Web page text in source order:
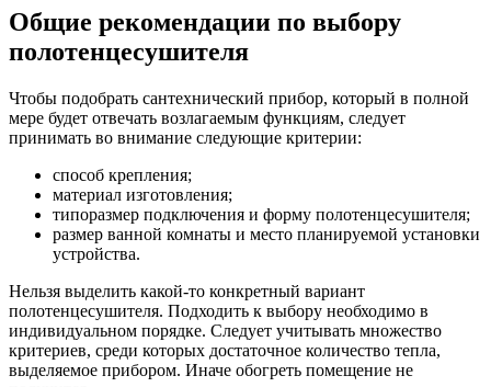
Общие рекомендации по выбору
полотенцесушителя
Чтобы подобрать сантехнический прибор, который в полной
мере будет отвечать возлагаемым функциям, следует
принимать во внимание следующие критерии:
способ крепления;
материал изготовления;
типоразмер подключения и форму полотенцесушителя;
размер ванной комнаты и место планируемой установки
устройства.
Нельзя выделить какой-то конкретный вариант
полотенцесушителя. Подходить к выбору необходимо в
индивидуальном порядке. Следует учитывать множество
критериев, среди которых достаточное количество тепла,
выделяемое прибором. Иначе обогреть помещение не